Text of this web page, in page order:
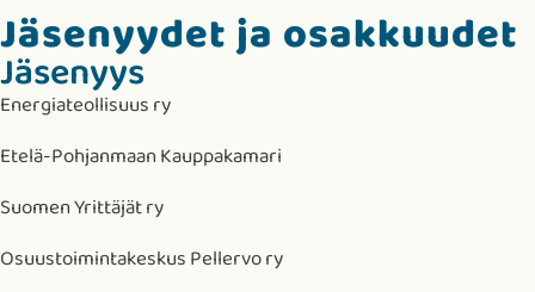
Jäsenyydet ja osakkuudet
Jäsenyys
Energiateollisuus ry
Etelä-Pohjanmaan Kauppakamari
Suomen Yrittäjät ry
Osuustoimintakeskus Pellervo ry